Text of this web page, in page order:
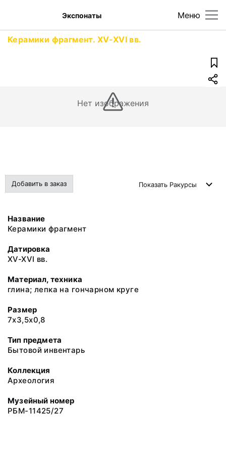
Меню
Экспонаты
Керамики фрагмент. XV-XVI вв.
Нет изображения
Добавить в заказ Показать Ракурсы
Название
Керамики фрагмент
Датировка
XV-XVI вв.
Материал, техника
глина; лепка на гончарном круге
Размер
7х3,5х0,8
Тип предмета
Бытовой инвентарь
Коллекция
Археология
Музейный номер
РБМ-11425/27